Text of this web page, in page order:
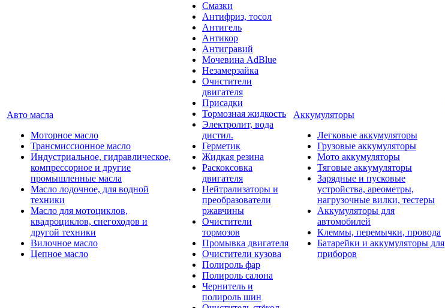
Авто масла
Моторное масло
Трансмиссионное масло
Индустриальное, гидравлическое,
компрессорное и другие
промышленные масла
Масло лодочное, для водной
техники
Масло для мотоциклов,
квадроциклов, снегоходов и
другой техники
Вилочное масло
Цепное масло
Смазки
Антифриз, тосол
Антигель
Антикор
Антигравий
Мочевина AdBlue
Незамерзайка
Очистители
двигателя
Присадки
Тормозная жидкость
Электролит, вода
дистил.
Герметик
Жидкая резина
Раскоксовка
двигателя
Нейтрализаторы и
преобразователи
ржавчины
Очистители
тормозов
Промывка двигателя
Очистители кузова
Полироль фар
Полироль салона
Чернитель и
полироль шин
Аккумуляторы
Легковые аккумуляторы
Грузовые аккумуляторы
Мото аккумуляторы
Тяговые аккумуляторы
Зарядные и пусковые
устройства, ареометры,
нагрузочные вилки, тестеры
Аккумуляторы для
автомобилей
Клеммы, перемычки, провода
Батарейки и аккумуляторы для
приборов